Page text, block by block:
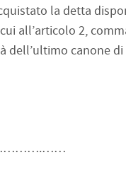
la detta
all’articolo 2,
dell’ultimo canone